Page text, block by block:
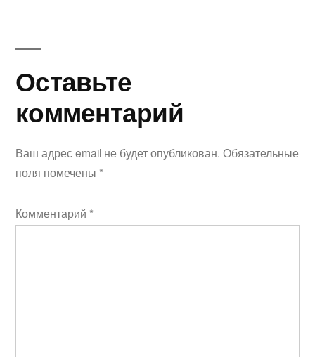
Оставьте
комментарий
Ваш адрес email не будет опубликован. Обязательные
поля помечены *
Комментарий *
Оставьте
комментарий